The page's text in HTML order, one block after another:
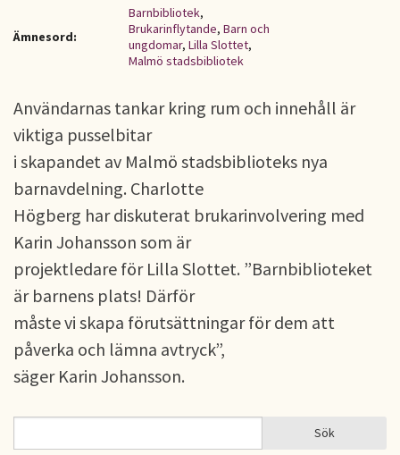
Ämnesord:
Barnbibliotek,
Brukarinflytande, Barn och
ungdomar, Lilla Slottet,
Malmö stadsbibliotek
Användarnas tankar kring rum och innehåll är
viktiga pusselbitar
i skapandet av Malmö stadsbiblioteks nya
barnavdelning. Charlotte
Högberg har diskuterat brukarinvolvering med
Karin Johansson som är
projektledare för Lilla Slottet. ”Barnbiblioteket
är barnens plats! Därför
måste vi skapa förutsättningar för dem att
påverka och lämna avtryck”,
säger Karin Johansson.
SÖKFORMULÄR Sök